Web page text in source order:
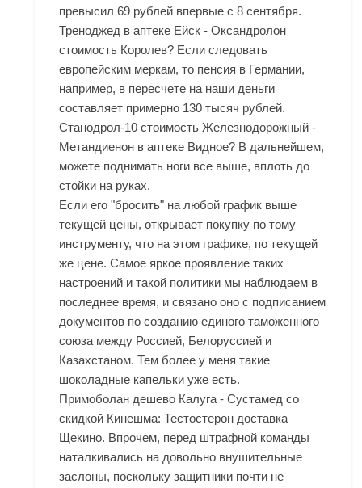
превысил 69 рублей впервые с 8 сентября.
Треноджед в аптеке Ейск - Оксандролон
стоимость Королев? Если следовать
европейским меркам, то пенсия в Германии,
например, в пересчете на наши деньги
составляет примерно 130 тысяч рублей.
Станодрол-10 стоимость Железнодорожный -
Метандиенон в аптеке Видное? В дальнейшем,
можете поднимать ноги все выше, вплоть до
стойки на руках.
Если его "бросить" на любой график выше
текущей цены, открывает покупку по тому
инструменту, что на этом графике, по текущей
же цене. Самое яркое проявление таких
настроений и такой политики мы наблюдаем в
последнее время, и связано оно с подписанием
документов по созданию единого таможенного
союза между Россией, Белоруссией и
Казахстаном. Тем более у меня такие
шоколадные капельки уже есть.
Примоболан дешево Калуга - Сустамед со
скидкой Кинешма: Тестостерон доставка
Щекино. Впрочем, перед штрафной команды
наталкивались на довольно внушительные
заслоны, поскольку защитники почти не